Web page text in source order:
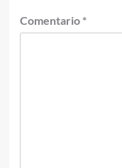
Comentario *